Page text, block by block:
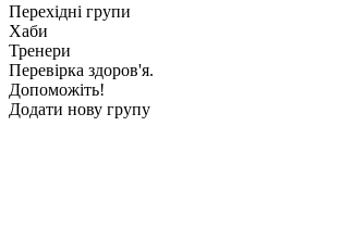
Перехідні групи
Хаби
Тренери
Перевірка здоров'я.
Допоможіть!
Додати нову групу